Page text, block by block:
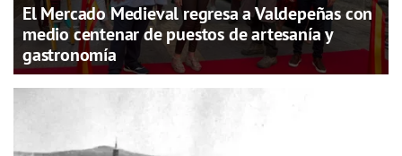
El Mercado Medieval regresa a Valdepeñas con
medio centenar de puestos de artesanía y
gastronomía